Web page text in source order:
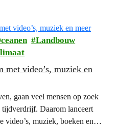
Landbouw
met video’s, muziek en
gaan veel mensen op zoek
tijdverdrijf. Daarom lanceert
video’s, muziek, boeken en